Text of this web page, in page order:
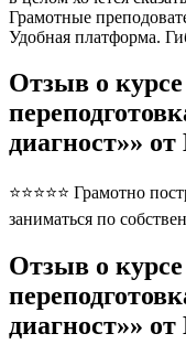
Грамотные
Удобная платформа.
Отзыв о
диагност»»
⭐⭐⭐⭐⭐ Грамотно
заниматься по
Отзыв о
диагност»»